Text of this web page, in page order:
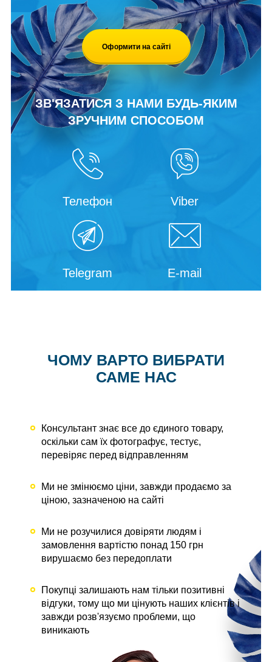
Оформити на сайті
ЗВ'ЯЗАТИСЯ З НАМИ БУДЬ-ЯКИМ
ЗРУЧНИМ СПОСОБОМ
Телефон Viber
Telegram E-mail
ЧОМУ ВАРТО ВИБРАТИ
САМЕ НАС
Консультант знає все до єдиного товару,
оскільки сам їх фотографує, тестує,
перевіряє перед відправленням
Ми не змінюємо ціни, завжди продаємо за
ціною, зазначеною на сайті
Ми не розучилися довіряти людям і
замовлення вартістю понад 150 грн
вирушаємо без передоплати
Покупці залишають нам тільки позитивні
відгуки, тому що ми цінують наших клієнтів і
завжди розв'язуємо проблеми, що
виникають